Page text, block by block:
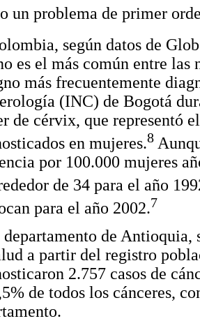
un problema de primer
según datos de
es el más común entre
más frecuentemente
(INC) de Bogotá
de cérvix, que representó
en mujeres.8
por 100.000 mujeres
de 34 para el año
para el año 2002.7
de
a partir del registro
2.757 casos de
de todos los cánceres,